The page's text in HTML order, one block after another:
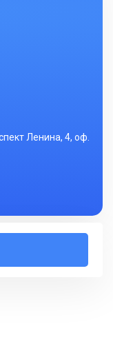
Ленина, 4, оф.